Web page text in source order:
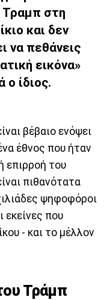
Τραμπ στη
και δεν
να πεθάνεις
εικόνα»
ίδιος.
βέβαιο ενόψει
έθνος που ήταν
επιρροή του
πιθανότατα
ψηφοφόροι
εκείνες που
- και το μέλλον
Τράμπ